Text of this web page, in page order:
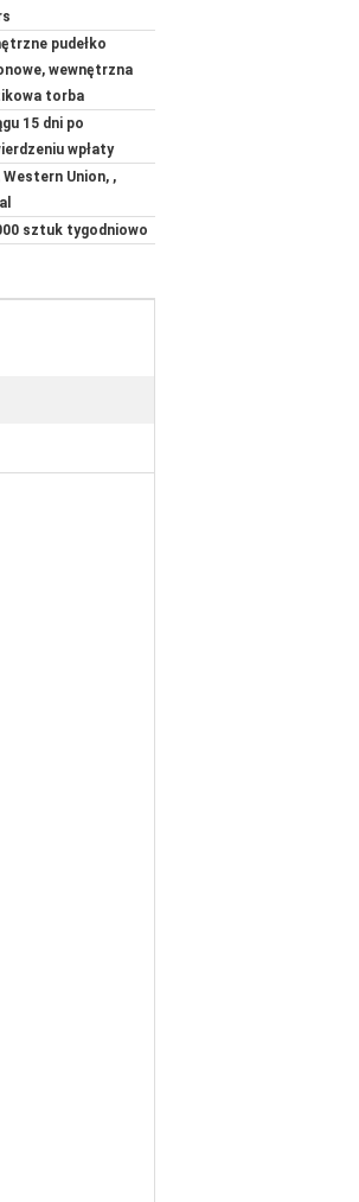
pudełko
wewnętrzna
torba
15 dni po
wpłaty
Western Union, ,
sztuk tygodniowo